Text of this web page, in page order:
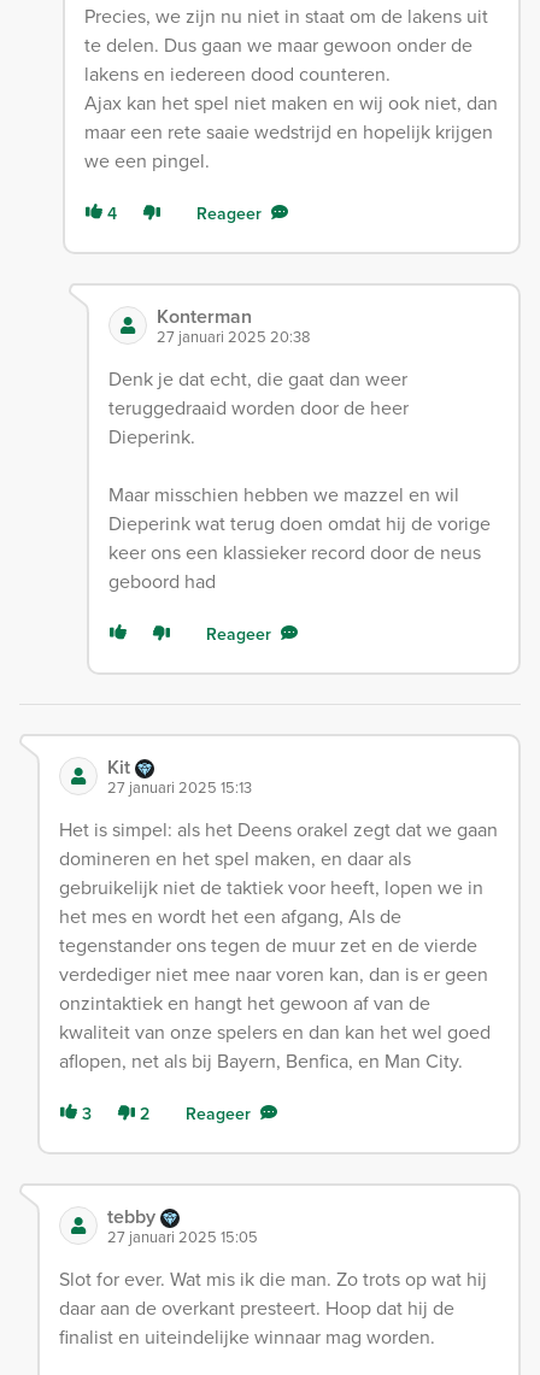
Precies, we zijn nu niet in staat om de lakens uit
te delen. Dus gaan we maar gewoon onder de
lakens en iedereen dood counteren.
Ajax kan het spel niet maken en wij ook niet, dan
maar een rete saaie wedstrijd en hopelijk krijgen
we een pingel.
4 Reageer
Konterman
27 januari 2025 20:38
Denk je dat echt, die gaat dan weer
teruggedraaid worden door de heer
Dieperink.
Maar misschien hebben we mazzel en wil
Dieperink wat terug doen omdat hij de vorige
keer ons een klassieker record door de neus
geboord had
Reageer
Kit
27 januari 2025 15:13
Het is simpel: als het Deens orakel zegt dat we gaan
domineren en het spel maken, en daar als
gebruikelijk niet de taktiek voor heeft, lopen we in
het mes en wordt het een afgang, Als de
tegenstander ons tegen de muur zet en de vierde
verdediger niet mee naar voren kan, dan is er geen
onzintaktiek en hangt het gewoon af van de
kwaliteit van onze spelers en dan kan het wel goed
aflopen, net als bij Bayern, Benfica, en Man City.
3 2 Reageer
tebby
27 januari 2025 15:05
Slot for ever. Wat mis ik die man. Zo trots op wat hij
daar aan de overkant presteert. Hoop dat hij de
finalist en uiteindelijke winnaar mag worden.